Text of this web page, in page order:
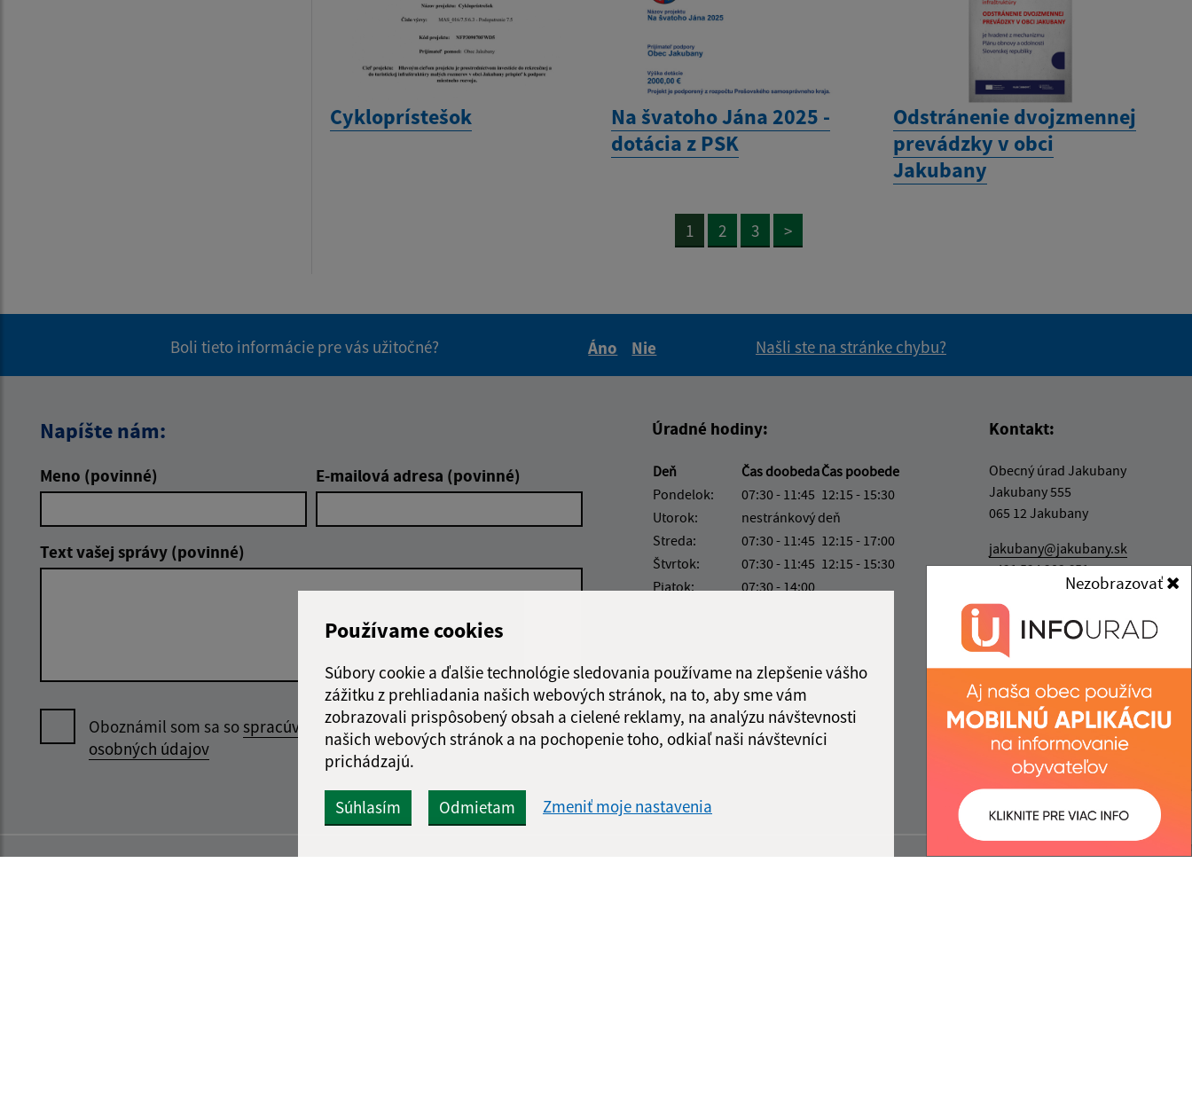
Používame cookies
Súbory cookie a ďalšie technológie sledovania používame na zlepšenie vášho
zážitku z prehliadania našich webových stránok, na to, aby sme vám
zobrazovali prispôsobený obsah a cielené reklamy, na analýzu návštevnosti
našich webových stránok a na pochopenie toho, odkiaľ naši návštevníci
prichádzajú.
Súhlasím Odmietam Zmeniť moje nastavenia
Nezobrazovať
Cykloprístešok
Na švatoho Jána 2025 -
dotácia z PSK
Odstránenie dvojzmennej
prevádzky v obci
Jakubany
1 2 3 >
Boli tieto informácie pre vás užitočné?
Áno
Nie
Našli ste na stránke chybu?
Napíšte nám:
Meno (povinné) E-mailová adresa (povinné)
Text vašej správy (povinné)
Oboznámil som sa sospracúvaním
osobných údajov
Google reCaptcha Response
Odoslať správu
Úradné hodiny:
Deň Čas doobedaČas poobede
Pondelok:
07:30 - 11:45 12:15 - 15:30
Utorok:
nestránkový deň
Streda:
07:30 - 11:45 12:15 - 17:00
Štvrtok:
07:30 - 11:45 12:15 - 15:30
Piatok:
07:30 - 14:00
Kontakt:
Obecný úrad Jakubany
Jakubany 555
065 12 Jakubany
jakubany@jakubany.sk
+421 524 283 651
IČO: 00329924